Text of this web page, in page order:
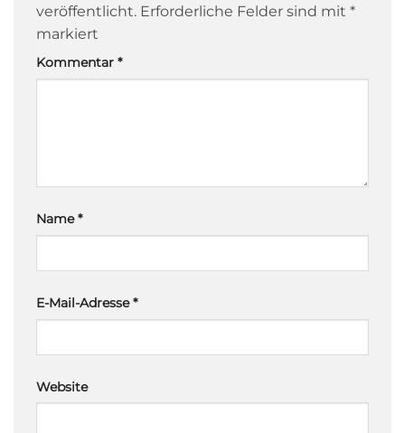
veröffentlicht. Erforderliche Felder sind mit *
markiert
Kommentar *
Name*
E-Mail-Adresse*
Website